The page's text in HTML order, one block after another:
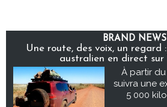
BRAND NEWS
Une route, des voix, un regard
australien en direct sur
À partir du
suivra une
5 000